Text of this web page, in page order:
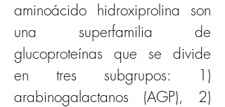
aminoácido hidroxiprolina son
una superfamilia de
glucoproteínas que se divide
en tres subgrupos: 1)
arabinogalactanos (AGP), 2)